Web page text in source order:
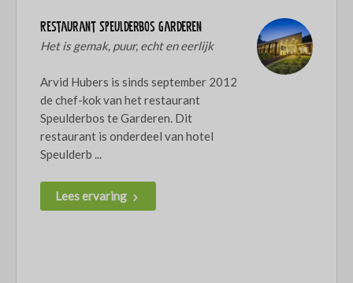
Restaurant Speulderbos Garderen
Het is gemak, puur, echt en eerlijk
Arvid Hubers is sinds september 2012
de chef-kok van het restaurant
Speulderbos te Garderen. Dit
restaurant is onderdeel van hotel
Speulderb ...
Lees ervaring